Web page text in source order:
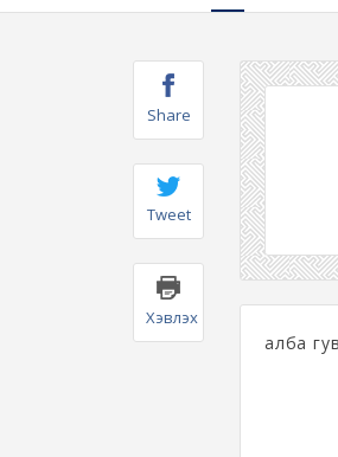
Share
Tweet
Хэвлэх
алба